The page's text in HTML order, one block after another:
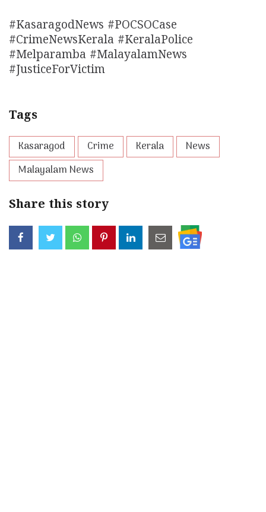
#KasaragodNews #POCSOCase
#CrimeNewsKerala #KeralaPolice
#Melparamba #MalayalamNews
#JusticeForVictim
Tags
Kasaragod Crime Kerala
News
Malayalam News
Share this story